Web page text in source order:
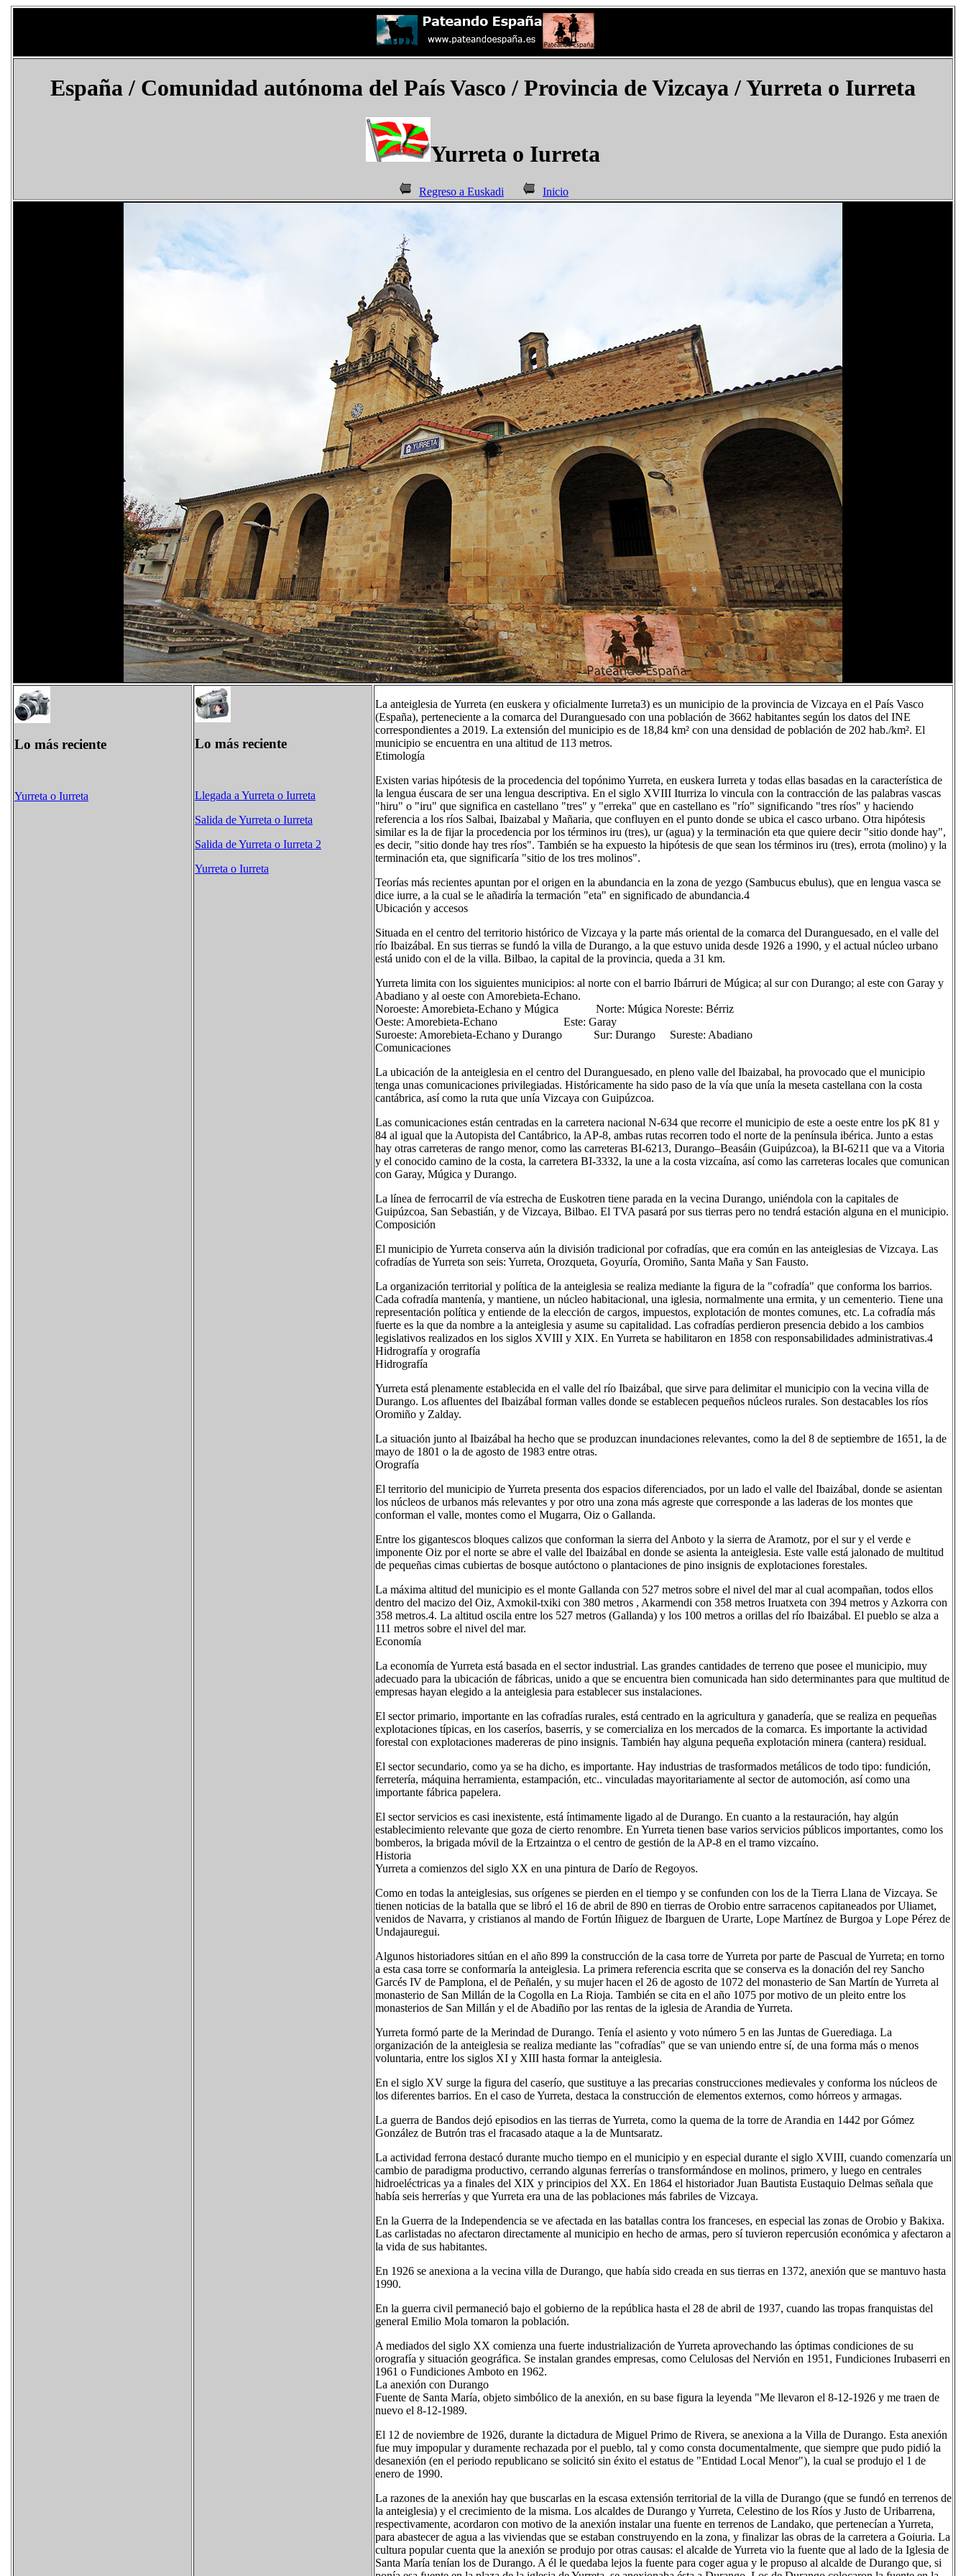
España / Comunidad autónoma del País Vasco / Provincia de Vizcaya / Yurreta o Iurreta
Yurreta o Iurreta
Regreso a Euskadi Inicio
Lo más reciente
Yurreta o Iurreta
Lo más reciente
Llegada a Yurreta o Iurreta
Salida de Yurreta o Iurreta
Salida de Yurreta o Iurreta 2
Yurreta o Iurreta
La anteiglesia de Yurreta (en euskera y oficialmente Iurreta3​) es un municipio de la provincia de Vizcaya en el País Vasco
(España), perteneciente a la comarca del Duranguesado con una población de 3662 habitantes según los datos del INE
correspondientes a 2019. La extensión del municipio es de 18,84 km² con una densidad de población de 202 hab./km². El
municipio se encuentra en una altitud de 113 metros.
Etimología
Existen varias hipótesis de la procedencia del topónimo Yurreta, en euskera Iurreta y todas ellas basadas en la característica de
la lengua éuscara de ser una lengua descriptiva. En el siglo XVIII Iturriza lo vincula con la contracción de las palabras vascas
"hiru" o "iru" que significa en castellano "tres" y "erreka" que en castellano es "río" significando "tres ríos" y haciendo
referencia a los ríos Salbai, Ibaizabal y Mañaria, que confluyen en el punto donde se ubica el casco urbano. Otra hipótesis
similar es la de fijar la procedencia por los términos iru (tres), ur (agua) y la terminación eta que quiere decir "sitio donde hay",
es decir, "sitio donde hay tres ríos". También se ha expuesto la hipótesis de que sean los términos iru (tres), errota (molino) y la
terminación eta, que significaría "sitio de los tres molinos".
Teorías más recientes apuntan por el origen en la abundancia en la zona de yezgo (Sambucus ebulus), que en lengua vasca se
dice iurre, a la cual se le añadiría la termación "eta" en significado de abundancia.4​
Ubicación y accesos
Situada en el centro del territorio histórico de Vizcaya y la parte más oriental de la comarca del Duranguesado, en el valle del
río Ibaizábal. En sus tierras se fundó la villa de Durango, a la que estuvo unida desde 1926 a 1990, y el actual núcleo urbano
está unido con el de la villa. Bilbao, la capital de la provincia, queda a 31 km.
Yurreta limita con los siguientes municipios: al norte con el barrio Ibárruri de Múgica; al sur con Durango; al este con Garay y
Abadiano y al oeste con Amorebieta-Echano.
Noroeste: Amorebieta-Echano y Múgica Norte: Múgica Noreste: Bérriz
Oeste: Amorebieta-Echano Este: Garay
Suroeste: Amorebieta-Echano y Durango Sur: Durango Sureste: Abadiano
Comunicaciones
La ubicación de la anteiglesia en el centro del Duranguesado, en pleno valle del Ibaizabal, ha provocado que el municipio
tenga unas comunicaciones privilegiadas. Históricamente ha sido paso de la vía que unía la meseta castellana con la costa
cantábrica, así como la ruta que unía Vizcaya con Guipúzcoa.
Las comunicaciones están centradas en la carretera nacional N-634 que recorre el municipio de este a oeste entre los pK 81 y
84 al igual que la Autopista del Cantábrico, la AP-8, ambas rutas recorren todo el norte de la península ibérica. Junto a estas
hay otras carreteras de rango menor, como las carreteras BI-6213, Durango–Beasáin (Guipúzcoa), la BI-6211 que va a Vitoria
y el conocido camino de la costa, la carretera BI-3332, la une a la costa vizcaína, así como las carreteras locales que comunican
con Garay, Múgica y Durango.
La línea de ferrocarril de vía estrecha de Euskotren tiene parada en la vecina Durango, uniéndola con la capitales de
Guipúzcoa, San Sebastián, y de Vizcaya, Bilbao. El TVA pasará por sus tierras pero no tendrá estación alguna en el municipio.
Composición
El municipio de Yurreta conserva aún la división tradicional por cofradías, que era común en las anteiglesias de Vizcaya. Las
cofradías de Yurreta son seis: Yurreta, Orozqueta, Goyuría, Oromiño, Santa Maña y San Fausto.
La organización territorial y política de la anteiglesia se realiza mediante la figura de la "cofradía" que conforma los barrios.
Cada cofradía mantenía, y mantiene, un núcleo habitacional, una iglesia, normalmente una ermita, y un cementerio. Tiene una
representación política y entiende de la elección de cargos, impuestos, explotación de montes comunes, etc. La cofradía más
fuerte es la que da nombre a la anteiglesia y asume su capitalidad. Las cofradías perdieron presencia debido a los cambios
legislativos realizados en los siglos XVIII y XIX. En Yurreta se habilitaron en 1858 con responsabilidades administrativas.4​
Hidrografía y orografía
Hidrografía
Yurreta está plenamente establecida en el valle del río Ibaizábal, que sirve para delimitar el municipio con la vecina villa de
Durango. Los afluentes del Ibaizábal forman valles donde se establecen pequeños núcleos rurales. Son destacables los ríos
Oromiño y Zalday.
La situación junto al Ibaizábal ha hecho que se produzcan inundaciones relevantes, como la del 8 de septiembre de 1651, la de
mayo de 1801 o la de agosto de 1983 entre otras.
Orografía
El territorio del municipio de Yurreta presenta dos espacios diferenciados, por un lado el valle del Ibaizábal, donde se asientan
los núcleos de urbanos más relevantes y por otro una zona más agreste que corresponde a las laderas de los montes que
conforman el valle, montes como el Mugarra, Oiz o Gallanda.
Entre los gigantescos bloques calizos que conforman la sierra del Anboto y la sierra de Aramotz, por el sur y el verde e
imponente Oiz por el norte se abre el valle del Ibaizábal en donde se asienta la anteiglesia. Este valle está jalonado de multitud
de pequeñas cimas cubiertas de bosque autóctono o plantaciones de pino insignis de explotaciones forestales.
La máxima altitud del municipio es el monte Gallanda con 527 metros sobre el nivel del mar al cual acompañan, todos ellos
dentro del macizo del Oiz, Axmokil-txiki con 380 metros , Akarmendi con 358 metros Iruatxeta con 394 metros y Azkorra con
358 metros.4​. La altitud oscila entre los 527 metros (Gallanda) y los 100 metros a orillas del río Ibaizábal. El pueblo se alza a
111 metros sobre el nivel del mar.
Economía
La economía de Yurreta está basada en el sector industrial. Las grandes cantidades de terreno que posee el municipio, muy
adecuado para la ubicación de fábricas, unido a que se encuentra bien comunicada han sido determinantes para que multitud de
empresas hayan elegido a la anteiglesia para establecer sus instalaciones.
El sector primario, importante en las cofradías rurales, está centrado en la agricultura y ganadería, que se realiza en pequeñas
explotaciones típicas, en los caseríos, baserris, y se comercializa en los mercados de la comarca. Es importante la actividad
forestal con explotaciones madereras de pino insignis. También hay alguna pequeña explotación minera (cantera) residual.
El sector secundario, como ya se ha dicho, es importante. Hay industrias de trasformados metálicos de todo tipo: fundición,
ferretería, máquina herramienta, estampación, etc.. vinculadas mayoritariamente al sector de automoción, así como una
importante fábrica papelera.
El sector servicios es casi inexistente, está íntimamente ligado al de Durango. En cuanto a la restauración, hay algún
establecimiento relevante que goza de cierto renombre. En Yurreta tienen base varios servicios públicos importantes, como los
bomberos, la brigada móvil de la Ertzaintza o el centro de gestión de la AP-8 en el tramo vizcaíno.
Historia
Yurreta a comienzos del siglo XX en una pintura de Darío de Regoyos.
Como en todas la anteiglesias, sus orígenes se pierden en el tiempo y se confunden con los de la Tierra Llana de Vizcaya. Se
tienen noticias de la batalla que se libró el 16 de abril de 890 en tierras de Orobio entre sarracenos capitaneados por Uliamet,
venidos de Navarra, y cristianos al mando de Fortún Iñiguez de Ibarguen de Urarte, Lope Martínez de Burgoa y Lope Pérez de
Undajauregui.
Algunos historiadores sitúan en el año 899 la construcción de la casa torre de Yurreta por parte de Pascual de Yurreta; en torno
a esta casa torre se conformaría la anteiglesia. La primera referencia escrita que se conserva es la donación del rey Sancho
Garcés IV de Pamplona, el de Peñalén, y su mujer hacen el 26 de agosto de 1072 del monasterio de San Martín de Yurreta al
monasterio de San Millán de la Cogolla en La Rioja. También se cita en el año 1075 por motivo de un pleito entre los
monasterios de San Millán y el de Abadiño por las rentas de la iglesia de Arandia de Yurreta.
Yurreta formó parte de la Merindad de Durango. Tenía el asiento y voto número 5 en las Juntas de Guerediaga. La
organización de la anteiglesia se realiza mediante las "cofradías" que se van uniendo entre sí, de una forma más o menos
voluntaria, entre los siglos XI y XIII hasta formar la anteiglesia.
En el siglo XV surge la figura del caserío, que sustituye a las precarias construcciones medievales y conforma los núcleos de
los diferentes barrios. En el caso de Yurreta, destaca la construcción de elementos externos, como hórreos y armagas.
La guerra de Bandos dejó episodios en las tierras de Yurreta, como la quema de la torre de Arandia en 1442 por Gómez
González de Butrón tras el fracasado ataque a la de Muntsaratz.
La actividad ferrona destacó durante mucho tiempo en el municipio y en especial durante el siglo XVIII, cuando comenzaría un
cambio de paradigma productivo, cerrando algunas ferrerías o transformándose en molinos, primero, y luego en centrales
hidroeléctricas ya a finales del XIX y principios del XX. En 1864 el historiador Juan Bautista Eustaquio Delmas señala que
había seis herrerías y que Yurreta era una de las poblaciones más fabriles de Vizcaya.
En la Guerra de la Independencia se ve afectada en las batallas contra los franceses, en especial las zonas de Orobio y Bakixa.
Las carlistadas no afectaron directamente al municipio en hecho de armas, pero sí tuvieron repercusión económica y afectaron a
la vida de sus habitantes.
En 1926 se anexiona a la vecina villa de Durango, que había sido creada en sus tierras en 1372, anexión que se mantuvo hasta
1990.
En la guerra civil permaneció bajo el gobierno de la república hasta el 28 de abril de 1937, cuando las tropas franquistas del
general Emilio Mola tomaron la población.
A mediados del siglo XX comienza una fuerte industrialización de Yurreta aprovechando las óptimas condiciones de su
orografía y situación geográfica. Se instalan grandes empresas, como Celulosas del Nervión en 1951, Fundiciones Irubaserri en
1961 o Fundiciones Amboto en 1962.
La anexión con Durango
Fuente de Santa María, objeto simbólico de la anexión, en su base figura la leyenda "Me llevaron el 8-12-1926 y me traen de
nuevo el 8-12-1989.
El 12 de noviembre de 1926, durante la dictadura de Miguel Primo de Rivera, se anexiona a la Villa de Durango. Esta anexión
fue muy impopular y duramente rechazada por el pueblo, tal y como consta documentalmente, que siempre que pudo pidió la
desanexión (en el periodo republicano se solicitó sin éxito el estatus de "Entidad Local Menor"), la cual se produjo el 1 de
enero de 1990.
La razones de la anexión hay que buscarlas en la escasa extensión territorial de la villa de Durango (que se fundó en terrenos de
la anteiglesia) y el crecimiento de la misma. Los alcaldes de Durango y Yurreta, Celestino de los Ríos y Justo de Uribarrena,
respectivamente, acordaron con motivo de la anexión instalar una fuente en terrenos de Landako, que pertenecían a Yurreta,
para abastecer de agua a las viviendas que se estaban construyendo en la zona, y finalizar las obras de la carretera a Goiuria. La
cultura popular cuenta que la anexión se produjo por otras causas: el alcalde de Yurreta vio la fuente que al lado de la Iglesia de
Santa María tenían los de Durango. A él le quedaba lejos la fuente para coger agua y le propuso al alcalde de Durango que, si